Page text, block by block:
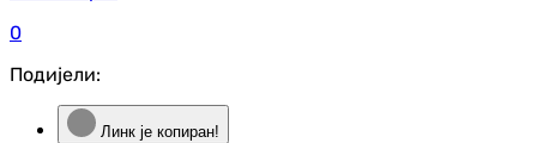
0
Подијели:
Линк је копиран!